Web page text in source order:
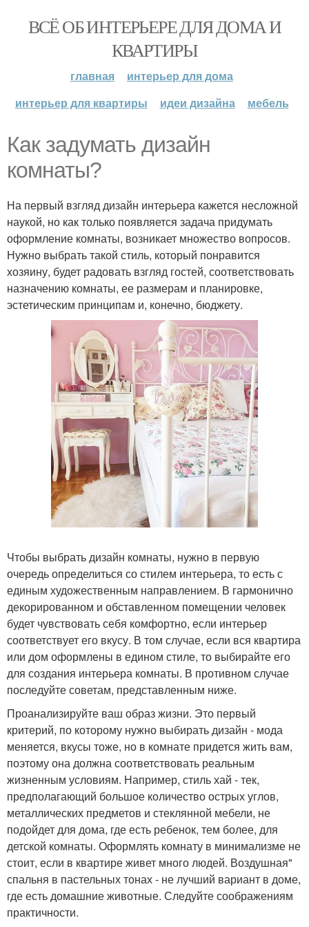
ВСЁ ОБ ИНТЕРЬЕРЕ ДЛЯ ДОМА И
КВАРТИРЫ
главная
интерьер для дома
интерьер для квартиры
идеи дизайна мебель
Как задумать дизайн
комнаты?
На первый взгляд дизайн интерьера кажется несложной
наукой, но как только появляется задача придумать
оформление комнаты, возникает множество вопросов.
Нужно выбрать такой стиль, который понравится
хозяину, будет радовать взгляд гостей, соответствовать
назначению комнаты, ее размерам и планировке,
эстетическим принципам и, конечно, бюджету.
Чтобы выбрать дизайн комнаты, нужно в первую
очередь определиться со стилем интерьера, то есть с
единым художественным направлением. В гармонично
декорированном и обставленном помещении человек
будет чувствовать себя комфортно, если интерьер
соответствует его вкусу. В том случае, если вся квартира
или дом оформлены в едином стиле, то выбирайте его
для создания интерьера комнаты. В противном случае
последуйте советам, представленным ниже.
Проанализируйте ваш образ жизни. Это первый
критерий, по которому нужно выбирать дизайн - мода
меняется, вкусы тоже, но в комнате придется жить вам,
поэтому она должна соответствовать реальным
жизненным условиям. Например, стиль хай - тек,
предполагающий большое количество острых углов,
металлических предметов и стеклянной мебели, не
подойдет для дома, где есть ребенок, тем более, для
детской комнаты. Оформлять комнату в минимализме не
стоит, если в квартире живет много людей. Воздушная"
спальня в пастельных тонах - не лучший вариант в доме,
где есть домашние животные. Следуйте соображениям
практичности.